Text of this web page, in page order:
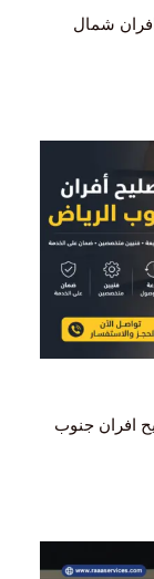
شمال
افران جنوب